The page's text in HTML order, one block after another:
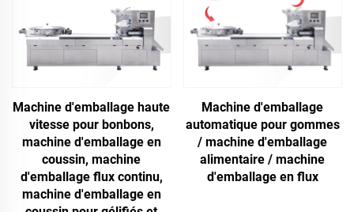
Machine d'emballage haute
vitesse pour bonbons,
machine d'emballage en
coussin, machine
d'emballage flux continu,
machine d'emballage en
Machine d'emballage
automatique pour gommes
/ machine d'emballage
alimentaire / machine
d'emballage en flux